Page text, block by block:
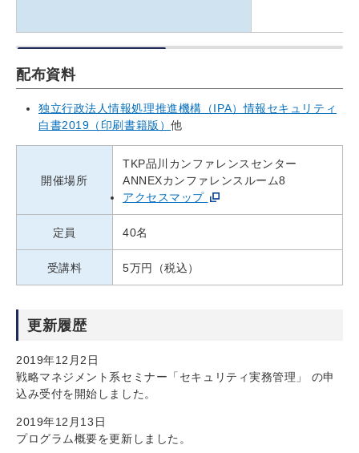
配布資料
独立行政法人情報処理推進機構（IPA）情報セキュリティ
白書2019（印刷書籍版）他
開催場所
TKP品川カンファレンスセンター
ANNEXカンファレンスルーム8
アクセスマップ
定員 40名
受講料 5万円（税込）
更新履歴
2019年12月2日
戦略マネジメント系セミナー「セキュリティ実務管理」 の申
込み受付を開始しました。
2019年12月13日
プログラム概要を更新しました。